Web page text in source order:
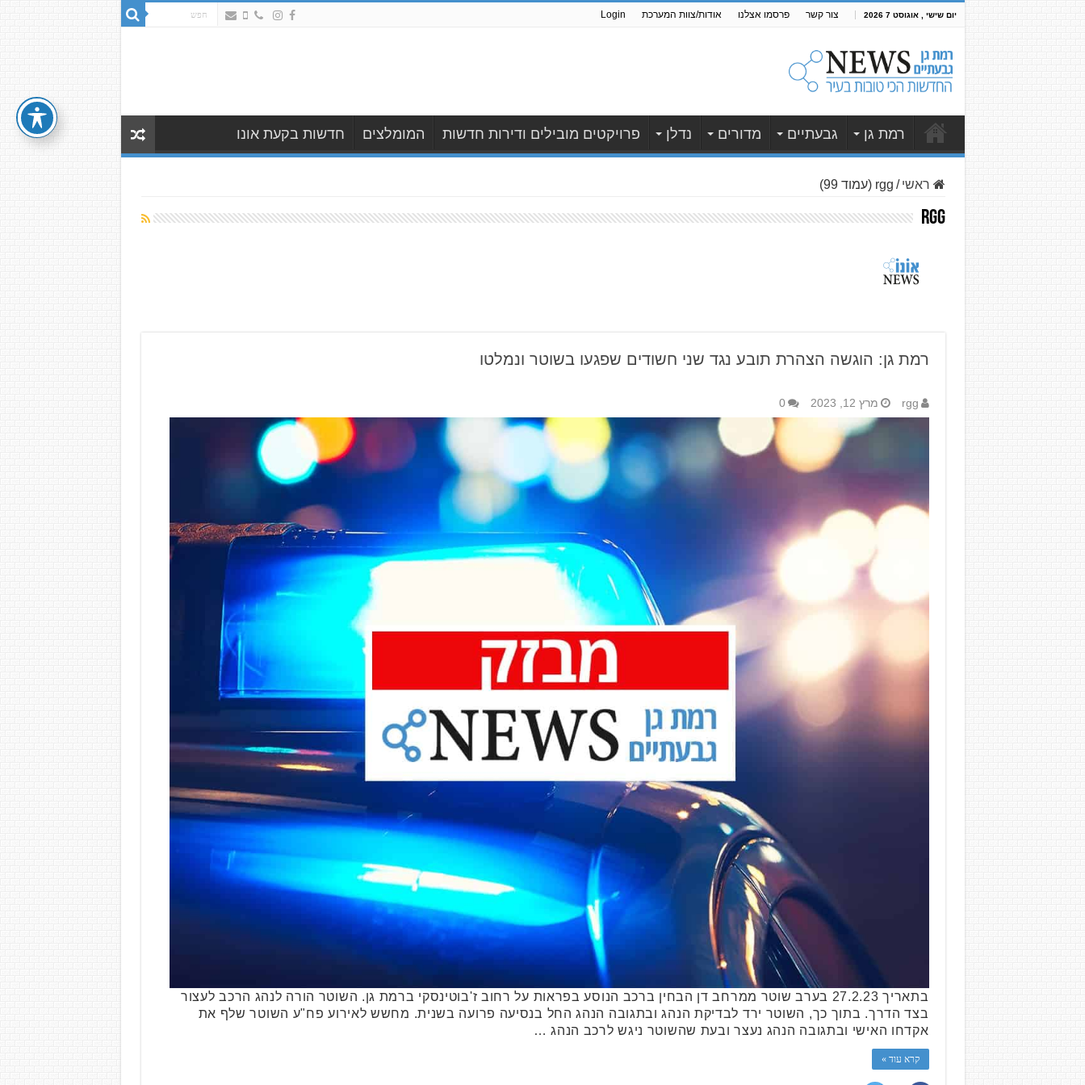
יום שישי , אוגוסט 7 2026 צור קשר פרסמו אצלנו אודות/צוות המערכת Login
רמת גן גבעתיים מדורים נדלן פרויקטים מובילים ודירות חדשות המומלצים חדשות בקעת אונו
ראשי / rgg (עמוד 99)
rgg
רמת גן: הוגשה הצהרת תובע נגד שני חשודים שפגעו בשוטר ונמלטו
rgg מרץ 12, 2023 0
בתאריך 27.2.23 בערב שוטר ממרחב דן הבחין ברכב הנוסע בפראות על רחוב ז'בוטינסקי ברמת גן. השוטר הורה לנהג הרכב לעצור
בצד הדרך. בתוך כך, השוטר ירד לבדיקת הנהג ובתגובה הנהג החל בנסיעה פרועה בשנית. מחשש לאירוע פח"ע השוטר שלף את
אקדחו האישי ובתגובה הנהג נעצר ובעת שהשוטר ניגש לרכב הנהג …
קרא עוד »